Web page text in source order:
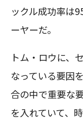
ックル成功率は
ーヤーだ。
トム・ロウに、
なっている要因
合の中で重要な
を入れていて、